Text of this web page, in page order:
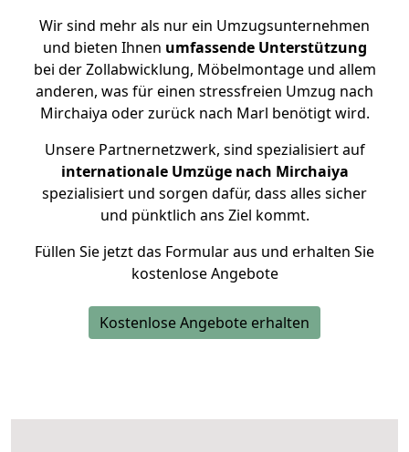
Wir sind mehr als nur ein Umzugsunternehmen
und bieten Ihnen umfassende Unterstützung
bei der Zollabwicklung, Möbelmontage und allem
anderen, was für einen stressfreien Umzug nach
Mirchaiya oder zurück nach Marl benötigt wird.
Unsere Partnernetzwerk, sind spezialisiert auf
internationale Umzüge nach Mirchaiya
spezialisiert und sorgen dafür, dass alles sicher
und pünktlich ans Ziel kommt.
Füllen Sie jetzt das Formular aus und erhalten Sie
kostenlose Angebote
Kostenlose Angebote erhalten